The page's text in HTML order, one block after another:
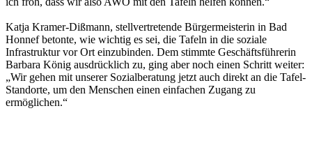
Katja Kramer-Dißmann, stellvertretende Bürgermeisterin in Bad
Honnef betonte, wie wichtig es sei, die Tafeln in die soziale
Infrastruktur vor Ort einzubinden. Dem stimmte Geschäftsführerin
Barbara König ausdrücklich zu, ging aber noch einen Schritt weiter:
„Wir gehen mit unserer Sozialberatung jetzt auch direkt an die Tafel-
Standorte, um den Menschen einen einfachen Zugang zu
ermöglichen.“